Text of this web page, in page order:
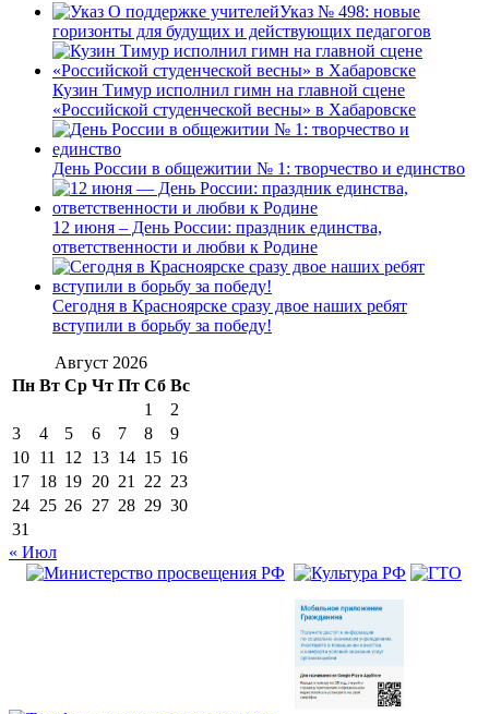
Указ № 498: новые
горизонты для будущих и действующих педагогов
Кузин Тимур исполнил гимн на главной сцене
«Российской студенческой весны» в Хабаровске
День России в общежитии № 1: творчество и единство
12 июня – День России: праздник единства,
ответственности и любви к Родине
Сегодня в Красноярске сразу двое наших ребят
вступили в борьбу за победу!
Август 2026
Пн Вт Ср Чт Пт Сб Вс
1
2
3
4 5 6 7 8
9
10 11 12 13 14 15 16
17 18 19 20 21 22 23
24 25 26 27 28 29 30
31
« Июл